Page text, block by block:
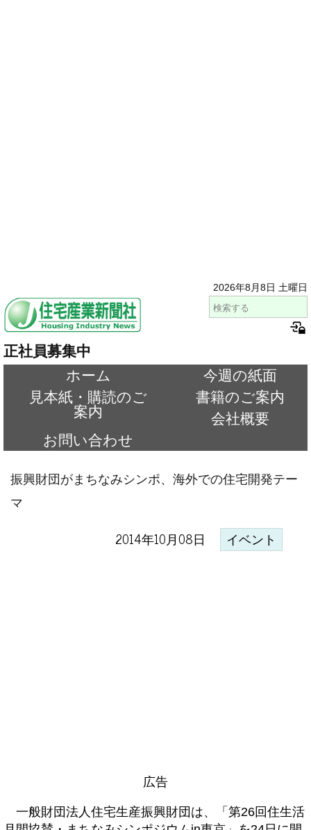
2026年8月8日 土曜日
正社員募集中
ホーム
今週の紙面
見本紙・購読のご
案内
書籍のご案内
会社概要
お問い合わせ
振興財団がまちなみシンポ、海外での住宅開発テー
マ
2014年10月08日 イベント
広告
一般財団法人住宅生産振興財団は、「第26回住生活